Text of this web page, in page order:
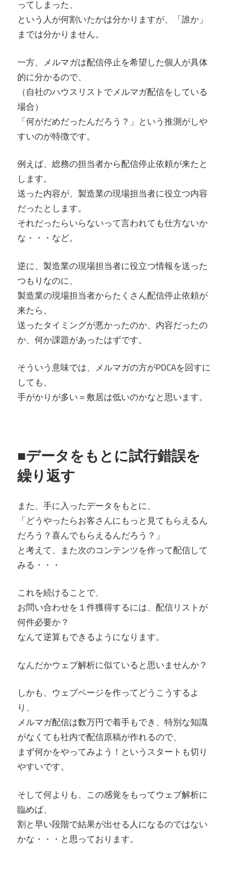
ってしまった、
という人が何割いたかは分かりますが、「誰か」
までは分かりません。
一方、メルマガは配信停止を希望した個人が具体
的に分かるので、
（自社のハウスリストでメルマガ配信をしている
場合）
「何がだめだったんだろう？」という推測がしや
すいのが特徴です。
例えば、総務の担当者から配信停止依頼が来たと
します。
送った内容が、製造業の現場担当者に役立つ内容
だったとします。
それだったらいらないって言われても仕方ないか
な・・・など。
逆に、製造業の現場担当者に役立つ情報を送った
つもりなのに、
製造業の現場担当者からたくさん配信停止依頼が
来たら、
送ったタイミングが悪かったのか、内容だったの
か、何か課題があったはずです。
そういう意味では、メルマガの方がPDCAを回すに
しても、
手がかりが多い＝敷居は低いのかなと思います。
■データをもとに試行錯誤を
繰り返す
また、手に入ったデータをもとに、
「どうやったらお客さんにもっと見てもらえるん
だろう？喜んでもらえるんだろう？」
と考えて、また次のコンテンツを作って配信して
みる・・・
これを続けることで、
お問い合わせを１件獲得するには、配信リストが
何件必要か？
なんて逆算もできるようになります。
なんだかウェブ解析に似ていると思いませんか？
しかも、ウェブページを作ってどうこうするよ
り、
メルマガ配信は数万円で着手もでき、特別な知識
がなくても社内で配信原稿が作れるので、
まず何かをやってみよう！というスタートも切り
やすいです。
そして何よりも、この感覚をもってウェブ解析に
臨めば、
割と早い段階で結果が出せる人になるのではない
かな・・・と思っております。